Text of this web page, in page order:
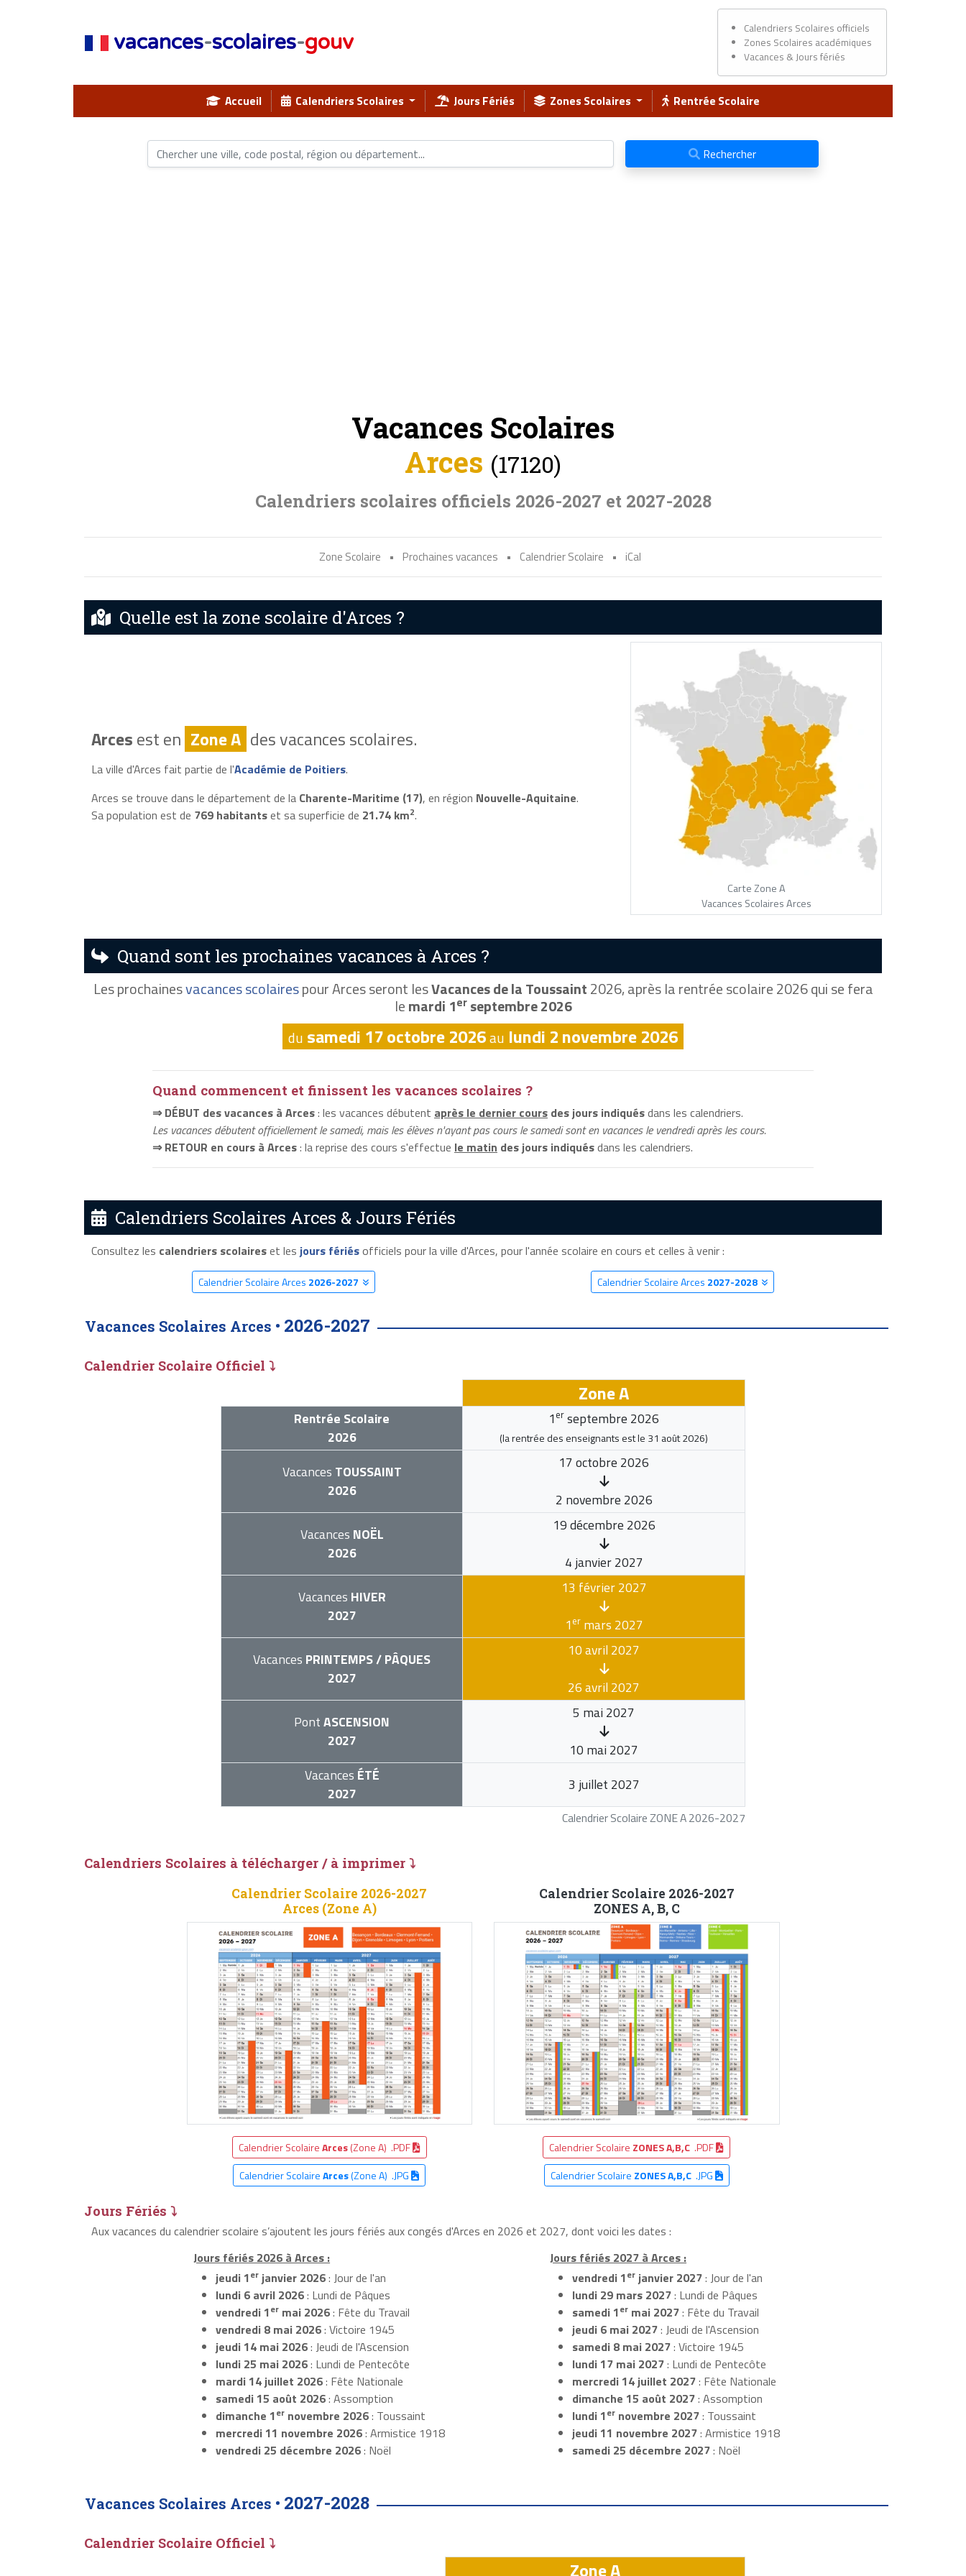
vacances-scolaires-gouv
Calendriers Scolaires officiels
Zones Scolaires académiques
Vacances & Jours fériés
Accueil Calendriers Scolaires Jours Fériés Zones Scolaires Rentrée Scolaire
Rechercher
Vacances Scolaires
Arces (17120)
Calendriers scolaires officiels 2026-2027 et 2027-2028
Zone Scolaire • Prochaines vacances • Calendrier Scolaire • iCal
Quelle est la zone scolaire d'Arces ?
Arcesest en Zone A des vacances scolaires.
La ville d'Arces fait partie de l'Académie de Poitiers.
Arces se trouve dans le département de la Charente-Maritime (17), en région Nouvelle-Aquitaine.
Sa population est de 769 habitantset sa superficie de 21.74 km2.
Carte Zone A
Vacances Scolaires Arces
Quand sont les prochaines vacances à Arces ?
Les prochainesvacances scolairespour Arces seront lesVacances de la Toussaint2026, après la rentrée scolaire 2026 qui se fera
lemardi 1erseptembre 2026
du samedi 17 octobre 2026au lundi 2 novembre 2026
Quand commencent et finissent les vacances scolaires ?
⇒ DÉBUT des vacances à Arces: les vacances débutent après le dernier cours des jours indiquésdans les calendriers.
Les vacances débutent officiellement le samedi, mais les élèves n'ayant pas cours le samedi sont en vacances le vendredi après les cours.
⇒ RETOUR en cours à Arces: la reprise des cours s'effectue le matin des jours indiquésdans les calendriers.
Calendriers Scolaires Arces & Jours Fériés
Consultez les calendriers scolaireset les jours fériésofficiels pour la ville d'Arces, pour l'année scolaire en cours et celles à venir :
Calendrier Scolaire Arces 2026-2027 Calendrier Scolaire Arces 2027-2028
Vacances Scolaires Arces • 2026-2027
Calendrier Scolaire Officiel ⤵
Calendrier Scolaire ZONE A 2026-2027
Zone A
Rentrée Scolaire
2026
1 er septembre 2026
(la rentrée des enseignants est le 31 août 2026)
Vacances TOUSSAINT
2026
17 octobre 2026
2 novembre 2026
Vacances NOËL
2026
19 décembre 2026
4 janvier 2027
Vacances HIVER
2027
13 février 2027
1ermars 2027
Vacances PRINTEMPS / PÂQUES
2027
10 avril 2027
26 avril 2027
PontASCENSION
2027
5 mai 2027
10 mai 2027
Vacances ÉTÉ
2027
3 juillet 2027
Calendriers Scolaires à télécharger / à imprimer ⤵
Calendrier Scolaire 2026-2027
Arces (Zone A)
Calendrier ScolaireArces(Zone A) .PDF
Calendrier ScolaireArces(Zone A) .JPG
Calendrier Scolaire 2026-2027
ZONES A, B, C
Calendrier Scolaire ZONES A,B,C .PDF
Calendrier Scolaire ZONES A,B,C.JPG
Jours Fériés ⤵
Aux vacances du calendrier scolaire s’ajoutent les jours fériés aux congés d'Arces en 2026 et 2027, dont voici les dates :
Jours fériés 2026 à Arces :
jeudi 1erjanvier 2026: Jour de l'an
lundi 6 avril 2026: Lundi de Pâques
vendredi 1ermai 2026: Fête du Travail
vendredi 8 mai 2026: Victoire 1945
jeudi 14 mai 2026: Jeudi de l'Ascension
lundi 25 mai 2026: Lundi de Pentecôte
mardi 14 juillet 2026: Fête Nationale
samedi 15 août 2026: Assomption
dimanche 1ernovembre 2026: Toussaint
mercredi 11 novembre 2026: Armistice 1918
vendredi 25 décembre 2026: Noël
Jours fériés 2027 à Arces :
vendredi 1erjanvier 2027: Jour de l'an
lundi 29 mars 2027: Lundi de Pâques
samedi 1ermai 2027: Fête du Travail
jeudi 6 mai 2027: Jeudi de l'Ascension
samedi 8 mai 2027: Victoire 1945
lundi 17 mai 2027: Lundi de Pentecôte
mercredi 14 juillet 2027: Fête Nationale
dimanche 15 août 2027: Assomption
lundi 1ernovembre 2027: Toussaint
jeudi 11 novembre 2027: Armistice 1918
samedi 25 décembre 2027: Noël
Vacances Scolaires Arces • 2027-2028
Calendrier Scolaire Officiel ⤵
Zone A